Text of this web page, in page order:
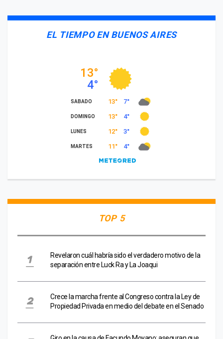
EL TIEMPO EN BUENOS AIRES
TOP 5
Revelaron cuál habría sido el verdadero motivo de la
separación entre Luck Ra y La Joaqui
Crece la marcha frente al Congreso contra la Ley de
Propiedad Privada en medio del debate en el Senado